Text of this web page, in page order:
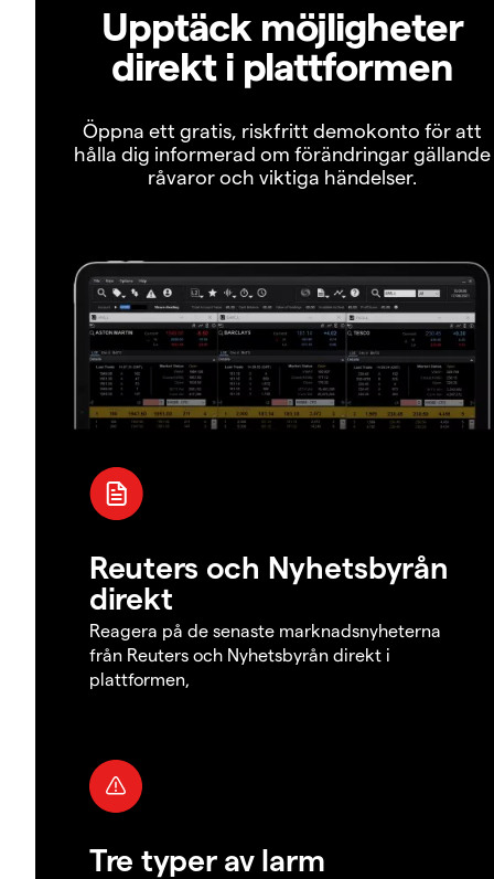
Upptäck möjligheter
direkt i plattformen
Öppna ett gratis, riskfritt demokonto för att
hålla dig informerad om förändringar gällande
råvaror och viktiga händelser.
Reuters och Nyhetsbyrån
direkt
Reagera på de senaste marknadsnyheterna
från Reuters och Nyhetsbyrån direkt i
plattformen,
Tre typer av larm